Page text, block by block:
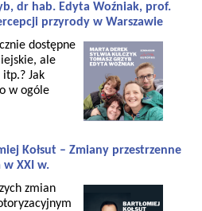
dr hab. Edyta Woźniak, prof.
przyrody w Warszawie
dostępne
ale
Jak
w ogóle
Kołsut – Zmiany przestrzenne
XXI w.
zmian